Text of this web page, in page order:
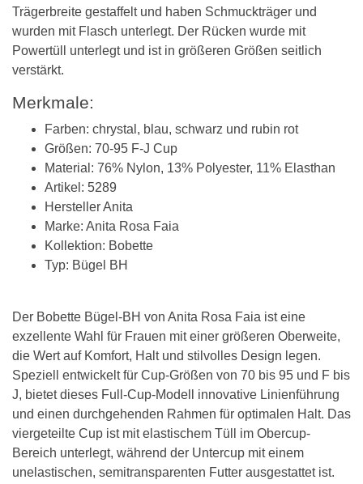
Trägerbreite gestaffelt und haben Schmuckträger und
wurden mit Flasch unterlegt. Der Rücken wurde mit
Powertüll unterlegt und ist in größeren Größen seitlich
verstärkt.
Merkmale:
Farben: chrystal, blau, schwarz und rubin rot
Größen: 70-95 F-J Cup
Material: 76% Nylon, 13% Polyester, 11% Elasthan
Artikel: 5289
Hersteller Anita
Marke: Anita Rosa Faia
Kollektion: Bobette
Typ: Bügel BH
Der Bobette Bügel-BH von Anita Rosa Faia ist eine
exzellente Wahl für Frauen mit einer größeren Oberweite,
die Wert auf Komfort, Halt und stilvolles Design legen.
Speziell entwickelt für Cup-Größen von 70 bis 95 und F bis
J, bietet dieses Full-Cup-Modell innovative Linienführung
und einen durchgehenden Rahmen für optimalen Halt. Das
viergeteilte Cup ist mit elastischem Tüll im Obercup-
Bereich unterlegt, während der Untercup mit einem
unelastischen, semitransparenten Futter ausgestattet ist.